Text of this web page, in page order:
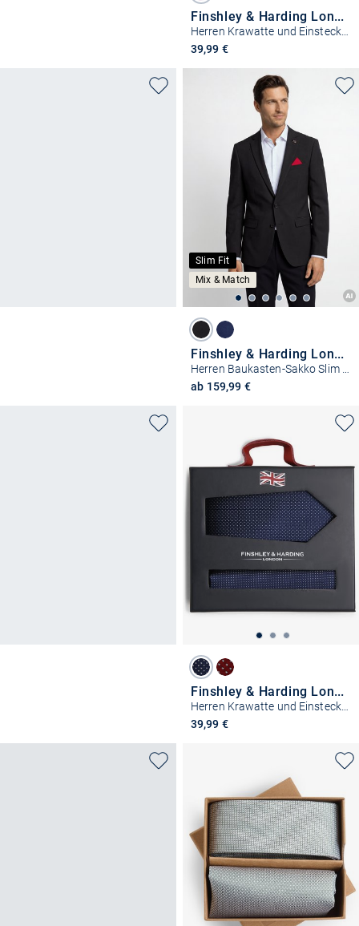
Finshley & Harding London
Herren Krawatte und Einstecktuch aus Seide
39,99 €
Slim Fit
Mix & Match
Finshley & Harding London
ab 159,99 €
Finshley & Harding London
Herren Krawatte und Einstecktuch aus Seide
39,99 €